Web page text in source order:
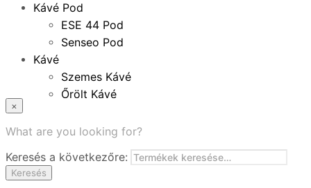
Kávé Pod
ESE 44 Pod
Senseo Pod
Kávé
Szemes Kávé
Őrölt Kávé
Instant Kávé
Zacskó Tea
Tartozékok
×
What are you looking for?
Keresés a következőre:
Keresés